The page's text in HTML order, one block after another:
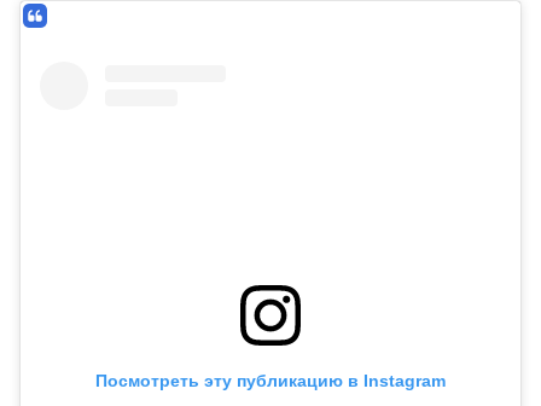
Посмотреть эту публикацию в Instagram